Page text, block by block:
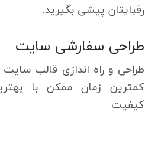
رقبایتان پیشی بگیرید.
طراحی سفارشی سایت
طراحی و راه اندازی قالب سایت
کمترین زمان ممکن با
کیفیت